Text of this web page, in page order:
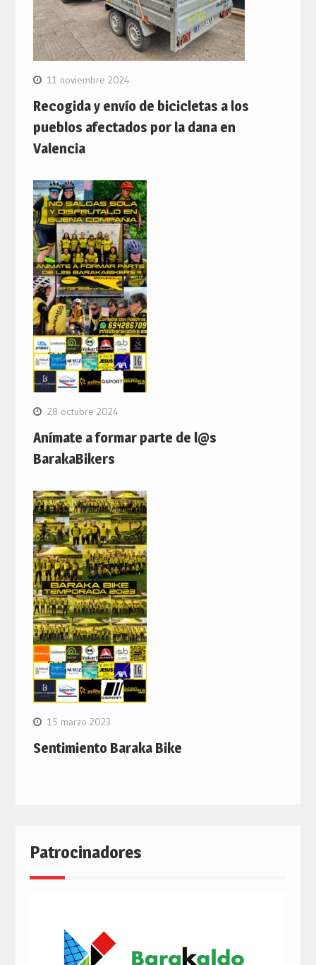
11 noviembre 2024
Recogida y envío de bicicletas a los
pueblos afectados por la dana en
Valencia
28 octubre 2024
Anímate a formar parte de l@s
BarakaBikers
15 marzo 2023
Sentimiento Baraka Bike
Patrocinadores